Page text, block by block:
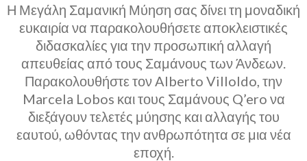
Η Μεγάλη Σαμανική Μύηση σας δίνει τη μοναδική
ευκαιρία να παρακολουθήσετε αποκλειστικές
διδασκαλίες για την προσωπική αλλαγή
απευθείας από τους Σαμάνους των Άνδεων.
Παρακολουθήστε τον Alberto Villoldo, την
Marcela Lobos και τους Σαμάνους Q’ero να
διεξάγουν τελετές μύησης και αλλαγής του
εαυτού, ωθόντας την ανθρωπότητα σε μια νέα
εποχή.